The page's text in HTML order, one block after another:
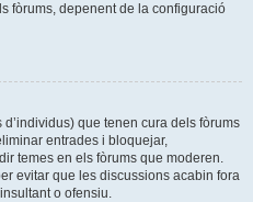
fòrums, depenent de la configuració
que tenen cura dels fòrums
entrades i bloquejar,
temes en els fòrums que moderen.
evitar que les discussions acabin fora
o ofensiu.